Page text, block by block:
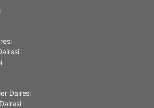
Dairesi